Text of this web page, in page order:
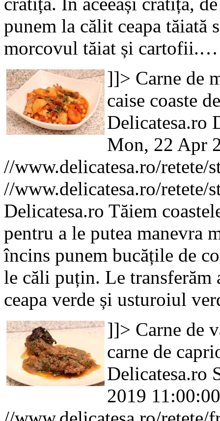
punem la călit ceapa tăiată
morcovul tăiat și cartofii.…
]]> Carne de
caise coaste
Delicatesa.ro
Mon, 22 Apr
//www.delicatesa.ro/retete/
//www.delicatesa.ro/retete/
Delicatesa.ro Tăiem
pentru a le putea manevra
încins punem bucățile de
le căli puțin. Le transferăm
ceapa verde și usturoiul
]]> Carne de
carne de
Delicatesa.ro
2019